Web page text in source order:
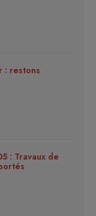
: restons
: Travaux de